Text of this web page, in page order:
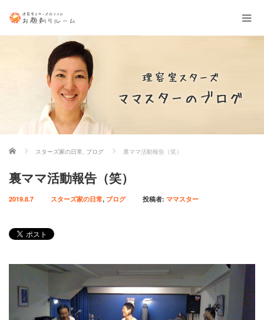
ホーム スターズ家の日常, ブログ 裏ママ活動報告（笑）
裏ママ活動報告（笑）
2019.8.7 スターズ家の日常, ブログ 投稿者: ママスター